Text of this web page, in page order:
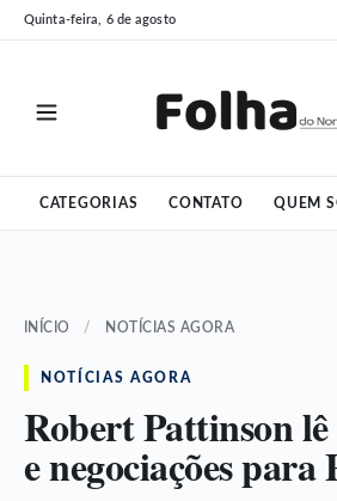
Pular
para
Pular
para
Quinta-feira, 6 de agosto
CATEGORIAS CONTATO QUEM
INÍCIO / NOTÍCIAS AGORA
NOTÍCIAS AGORA
Robert Pattinson
e negociações